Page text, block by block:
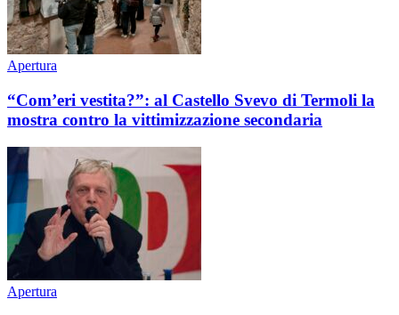
Apertura
“Com’eri vestita?”: al Castello Svevo di Termoli la
mostra contro la vittimizzazione secondaria
Apertura